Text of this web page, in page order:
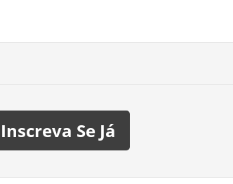
Inscreva Se Já